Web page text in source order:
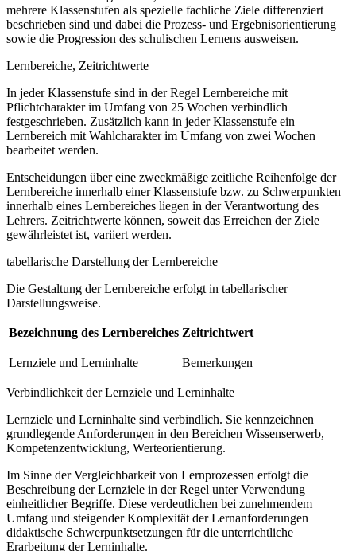
mehrere Klassenstufen als spezielle fachliche Ziele differenziert
beschrieben sind und dabei die Prozess- und Ergebnisorientierung
sowie die Progression des schulischen Lernens ausweisen.
Lernbereiche, Zeitrichtwerte
In jeder Klassenstufe sind in der Regel Lernbereiche mit
Pflichtcharakter im Umfang von 25 Wochen verbindlich
festgeschrieben. Zusätzlich kann in jeder Klassenstufe ein
Lernbereich mit Wahlcharakter im Umfang von zwei Wochen
bearbeitet werden.
Entscheidungen über eine zweckmäßige zeitliche Reihenfolge der
Lernbereiche innerhalb einer Klassenstufe bzw. zu Schwerpunkten
innerhalb eines Lernbereiches liegen in der Verantwortung des
Lehrers. Zeitrichtwerte können, soweit das Erreichen der Ziele
gewährleistet ist, variiert werden.
tabellarische Darstellung der Lernbereiche
Die Gestaltung der Lernbereiche erfolgt in tabellarischer
Darstellungsweise.
Bezeichnung des Lernbereiches Zeitrichtwert
Lernziele und Lerninhalte Bemerkungen
Verbindlichkeit der Lernziele und Lerninhalte
Lernziele und Lerninhalte sind verbindlich. Sie kennzeichnen
grundlegende Anforderungen in den Bereichen Wissenserwerb,
Kompetenzentwicklung, Werteorientierung.
Im Sinne der Vergleichbarkeit von Lernprozessen erfolgt die
Beschreibung der Lernziele in der Regel unter Verwendung
einheitlicher Begriffe. Diese verdeutlichen bei zunehmendem
Umfang und steigender Komplexität der Lernanforderungen
didaktische Schwerpunktsetzungen für die unterrichtliche
Erarbeitung der Lerninhalte.